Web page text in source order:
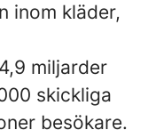
inom kläder,
miljarder
skickliga
besökare.